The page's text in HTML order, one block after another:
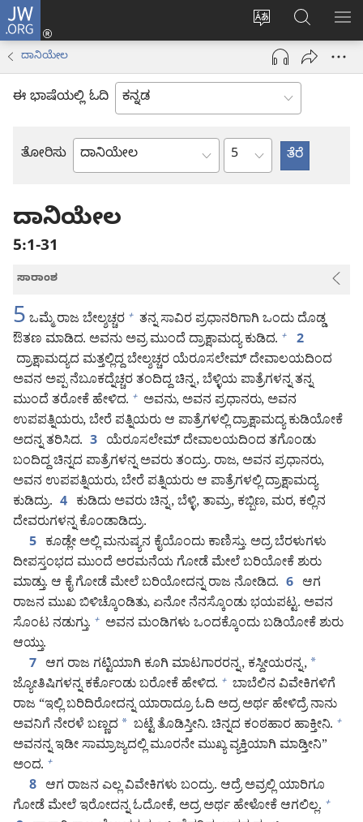
JW.ORG
ವೆಬ್‌ಸೈಟ್‌ನ
ಭಾಷೆಯನ್ನು
ಬದಲಿಸು
ಲಾಗ್
ಇನ್
(opens
new
ಹುಡುಕಿ
ದಾನಿಯೇಲ
ಈ ಭಾಷೆಯಲ್ಲಿ ಓದಿ
ತೋರಿಸು
ಬೈಬಲ್
ಅಧ್ಯಾಯ
ದಾನಿಯೇಲ
5:1-31
ಸಾರಾಂಶ
5ಒಮ್ಮೆ ರಾಜ ಬೇಲ್ಶಚ್ಚರ + ತನ್ನ ಸಾವಿರ ಪ್ರಧಾನರಿಗಾಗಿ ಒಂದು ದೊಡ್ಡ
ಔತಣ ಮಾಡಿದ. ಅವನು ಅವ್ರ ಮುಂದೆ ದ್ರಾಕ್ಷಾಮದ್ಯ ಕುಡಿದ. + 2
ದ್ರಾಕ್ಷಾಮದ್ಯದ ಮತ್ತಲ್ಲಿದ್ದ ಬೇಲ್ಶಚ್ಚರ ಯೆರೂಸಲೇಮ್‌ ದೇವಾಲಯದಿಂದ
ಅವನ ಅಪ್ಪ ನೆಬೂಕದ್ನೆಚ್ಚರ ತಂದಿದ್ದ ಚಿನ್ನ, ಬೆಳ್ಳಿಯ ಪಾತ್ರೆಗಳನ್ನ ತನ್ನ
ಮುಂದೆ ತರೋಕೆ ಹೇಳಿದ. + ಅವನು, ಅವನ ಪ್ರಧಾನರು, ಅವನ
ಉಪಪತ್ನಿಯರು, ಬೇರೆ ಪತ್ನಿಯರು ಆ ಪಾತ್ರೆಗಳಲ್ಲಿ ದ್ರಾಕ್ಷಾಮದ್ಯ ಕುಡಿಯೋಕೆ
ಅದನ್ನ ತರಿಸಿದ. 3 ಯೆರೂಸಲೇಮ್‌ ದೇವಾಲಯದಿಂದ ತಗೊಂಡು
ಬಂದಿದ್ದ ಚಿನ್ನದ ಪಾತ್ರೆಗಳನ್ನ ಅವರು ತಂದ್ರು. ರಾಜ, ಅವನ ಪ್ರಧಾನರು,
ಅವನ ಉಪಪತ್ನಿಯರು, ಬೇರೆ ಪತ್ನಿಯರು ಆ ಪಾತ್ರೆಗಳಲ್ಲಿ ದ್ರಾಕ್ಷಾಮದ್ಯ
ಕುಡಿದ್ರು. 4 ಕುಡಿದು ಅವರು ಚಿನ್ನ, ಬೆಳ್ಳಿ, ತಾಮ್ರ, ಕಬ್ಬಿಣ, ಮರ, ಕಲ್ಲಿನ
ದೇವರುಗಳನ್ನ ಕೊಂಡಾಡಿದ್ರು.
5 ಕೂಡ್ಲೇ ಅಲ್ಲಿ ಮನುಷ್ಯನ ಕೈಯೊಂದು ಕಾಣಿಸ್ತು. ಅದ್ರ ಬೆರಳುಗಳು
ದೀಪಸ್ತಂಭದ ಮುಂದೆ ಅರಮನೆಯ ಗೋಡೆ ಮೇಲೆ ಬರಿಯೋಕೆ ಶುರು
ಮಾಡ್ತು. ಆ ಕೈ ಗೋಡೆ ಮೇಲೆ ಬರಿಯೋದನ್ನ ರಾಜ ನೋಡಿದ. 6 ಆಗ
ರಾಜನ ಮುಖ ಬಿಳಿಚ್ಕೊಂಡಿತು, ಏನೋ ನೆನಸ್ಕೊಂಡು ಭಯಪಟ್ಟ. ಅವನ
ಸೊಂಟ ನಡುಗ್ತು. + ಅವನ ಮಂಡಿಗಳು ಒಂದಕ್ಕೊಂದು ಬಡಿಯೋಕೆ ಶುರು
ಆಯ್ತು.
7 ಆಗ ರಾಜ ಗಟ್ಟಿಯಾಗಿ ಕೂಗಿ ಮಾಟಗಾರರನ್ನ, ಕಸ್ದೀಯರನ್ನ, *
ಜ್ಯೋತಿಷಿಗಳನ್ನ ಕರ್ಕೊಂಡು ಬರೋಕೆ ಹೇಳಿದ. + ಬಾಬೆಲಿನ ವಿವೇಕಿಗಳಿಗೆ
ರಾಜ “ಇಲ್ಲಿ ಬರಿದಿರೋದನ್ನ ಯಾರಾದ್ರೂ ಓದಿ ಅದ್ರ ಅರ್ಥ ಹೇಳಿದ್ರೆ ನಾನು
ಅವನಿಗೆ ನೇರಳೆ ಬಣ್ಣದ * ಬಟ್ಟೆ ತೊಡಿಸ್ತೀನಿ. ಚಿನ್ನದ ಕಂಠಹಾರ ಹಾಕ್ತೀನಿ. +
ಅವನನ್ನ ಇಡೀ ಸಾಮ್ರಾಜ್ಯದಲ್ಲಿ ಮೂರನೇ ಮುಖ್ಯ ವ್ಯಕ್ತಿಯಾಗಿ ಮಾಡ್ತೀನಿ”
ಅಂದ. +
8 ಆಗ ರಾಜನ ಎಲ್ಲ ವಿವೇಕಿಗಳು ಬಂದ್ರು. ಆದ್ರೆ ಅವ್ರಲ್ಲಿ ಯಾರಿಗೂ
ಗೋಡೆ ಮೇಲೆ ಇರೋದನ್ನ ಓದೋಕೆ, ಅದ್ರ ಅರ್ಥ ಹೇಳೋಕೆ ಆಗಲಿಲ್ಲ. +